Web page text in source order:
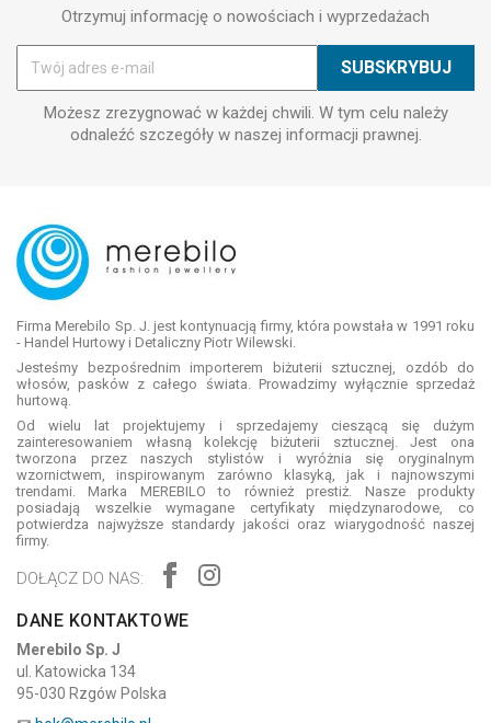
Otrzymuj informację o nowościach i wyprzedażach
Możesz zrezygnować w każdej chwili. W tym celu należy
odnaleźć szczegóły w naszej informacji prawnej.
Firma Merebilo Sp. J. jest kontynuacją firmy, która powstała w 1991 roku
- Handel Hurtowy i Detaliczny Piotr Wilewski.
Jesteśmy bezpośrednim importerem biżuterii sztucznej, ozdób do
włosów, pasków z całego świata. Prowadzimy wyłącznie sprzedaż
hurtową.
Od wielu lat projektujemy i sprzedajemy cieszącą się dużym
zainteresowaniem własną kolekcję biżuterii sztucznej. Jest ona
tworzona przez naszych stylistów i wyróżnia się oryginalnym
wzornictwem, inspirowanym zarówno klasyką, jak i najnowszymi
trendami. Marka MEREBILO to również prestiż. Nasze produkty
posiadają wszelkie wymagane certyfikaty międzynarodowe, co
potwierdza najwyższe standardy jakości oraz wiarygodność naszej
firmy.
DOŁĄCZ DO NAS:
DANE KONTAKTOWE
Merebilo Sp. J
ul. Katowicka 134
95-030 Rzgów Polska